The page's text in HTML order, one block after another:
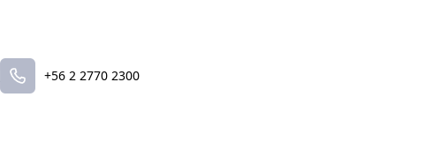
+56 2 2770 2300